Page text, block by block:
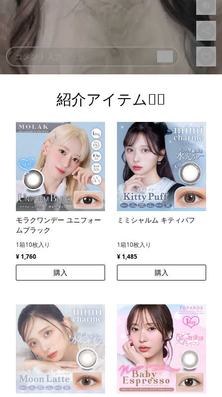
紹介アイテム💁‍♀️
モラクワンデー ユニフォー
ムブラック
1箱10枚入り
¥ 1,760
購入
ミミシャルム キティパフ
1箱10枚入り
¥ 1,485
購入